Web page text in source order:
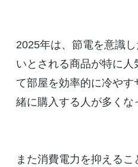
2025年は、節電を意識
いとされる商品が特に
て部屋を効率的に冷や
緒に購入する人が多くな
また消費電力を抑える